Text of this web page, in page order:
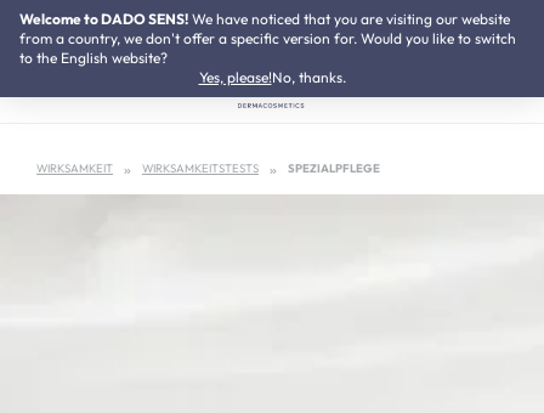
Zum Hauptinhalt springen
Welcome to DADO SENS! We have noticed that you are visiting our website
from a country, we don't offer a specific version for. Would you like to switch
to the English website?
Yes, please!No, thanks.
SUMMER SALE:Bis zu 50% Preisvorteil
WIRKSAMKEIT WIRKSAMKEITSTESTS SPEZIALPFLEGE